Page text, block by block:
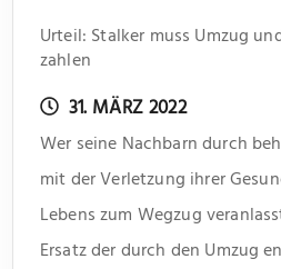
Urteil: Stalker muss Umzug
zahlen
31. MÄRZ 2022
Wer seine Nachbarn durch
mit der Verletzung ihrer
Lebens zum Wegzug
Ersatz der durch den Umzug